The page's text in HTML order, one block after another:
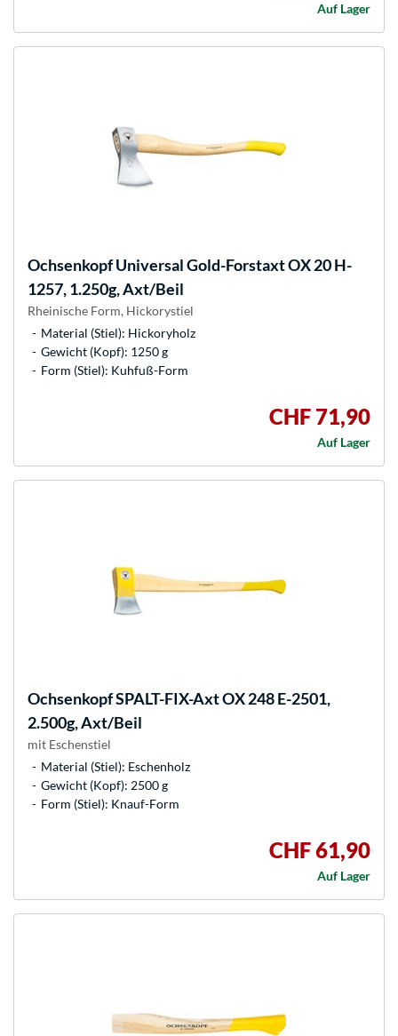
Auf Lager
OchsenkopfUniversal Gold-Forstaxt OX 20 H-
1257, 1.250g, Axt/Beil
Rheinische Form, Hickorystiel
Material (Stiel): Hickoryholz
Gewicht (Kopf): 1250 g
Form (Stiel): Kuhfuß-Form
CHF 71,90
Auf Lager
OchsenkopfSPALT-FIX-Axt OX 248 E-2501,
2.500g, Axt/Beil
mit Eschenstiel
Material (Stiel): Eschenholz
Gewicht (Kopf): 2500 g
Form (Stiel): Knauf-Form
CHF 61,90
Auf Lager